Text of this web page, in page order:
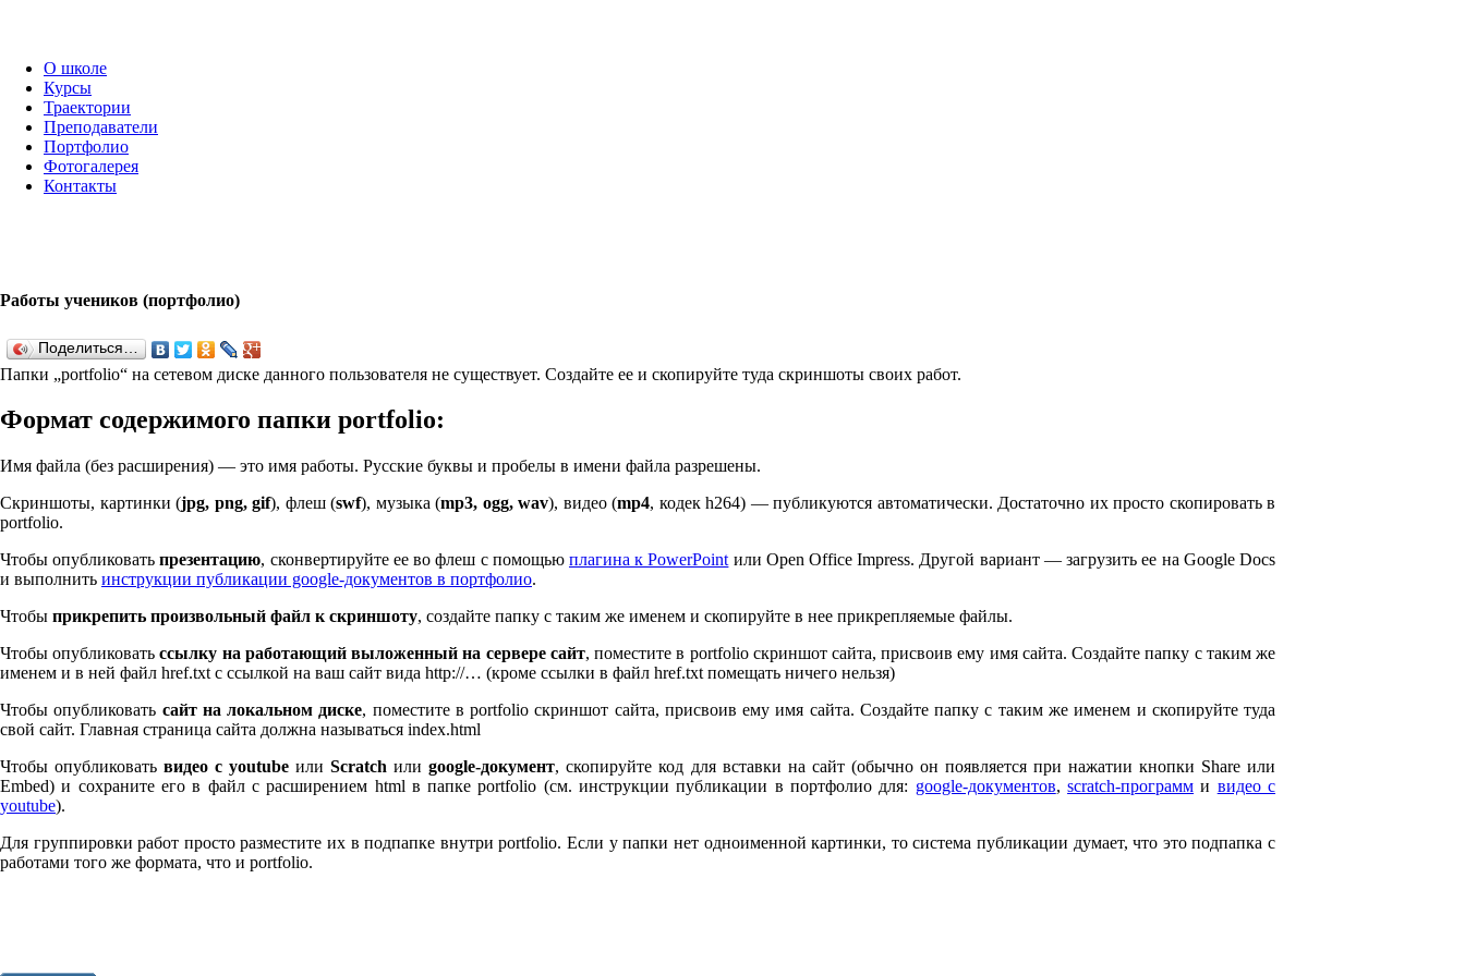
О школе
Курсы
Траектории
Преподаватели
Портфолио
Фотогалерея
Контакты
Работы учеников (портфолио)
Поделиться…
Папки „port­fo­lio“ на сетевом диске данного пользователя не существует. Создайте ее и скопируйте туда скриншоты своих работ.
Формат содержимого папки port­fo­lio:
Имя файла (без расширения) — это имя работы. Русские буквы и пробелы в имени файла разрешены.
Скриншоты, картинки (jpg, png, gif), флеш (swf), музыка (mp3, ogg, wav), видео (mp4, кодек h264) — публикуются автоматически. Достаточно их просто скопировать в
port­fo­lio.
Чтобы опубликоватьпрезентацию, сконвертируйте ее во флеш с помощью плагина к Pow­er­Point или Open Office Impress. Другой вариант — загрузить ее на Google Docs
и выполнить инструкции публикации google-документов в портфолио.
Чтобы прикрепить произвольный файл к скриншоту, создайте папку с таким же именем и скопируйте в нее прикрепляемые файлы.
Чтобы опубликоватьссылку на работающий выложенный на сервере сайт, поместите в port­fo­lio скриншот сайта, присвоив ему имя сайта. Создайте папку с таким же
именем и в ней файл href.txt с ссылкой на ваш сайт вида http://… (кроме ссылки в файл href.txt помещать ничего нельзя)
Чтобы опубликовать сайт на локальном диске, поместите в port­fo­lio скриншот сайта, присвоив ему имя сайта. Создайте папку с таким же именем и скопируйте туда
свой сайт. Главная страница сайта должна называться index.html
Чтобы опубликоватьвидео с youtube илиScratch илиgoogle-документ, скопируйте код для вставки на сайт (обычно он появляется при нажатии кнопки Share или
Embed) и сохраните его в файл с расширением html в папке port­fo­lio (см. инструкции публикации в портфолио для: google-документов,scratch-программ и видео с
youtube).
Для группировки работ просто разместите их в подпапке внутри port­fo­lio. Если у папки нет одноименной картинки, то система публикации думает, что это подпапка с
работами того же формата, что и port­fo­lio.